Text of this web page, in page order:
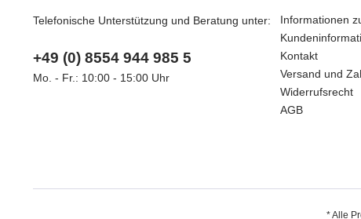
Telefonische Unterstützung und Beratung unter:
+49 (0) 8554 944 985 5
Mo. - Fr.: 10:00 - 15:00 Uhr
Informationen
Kontakt
Versand und
Widerrufsrecht
AGB
* Alle